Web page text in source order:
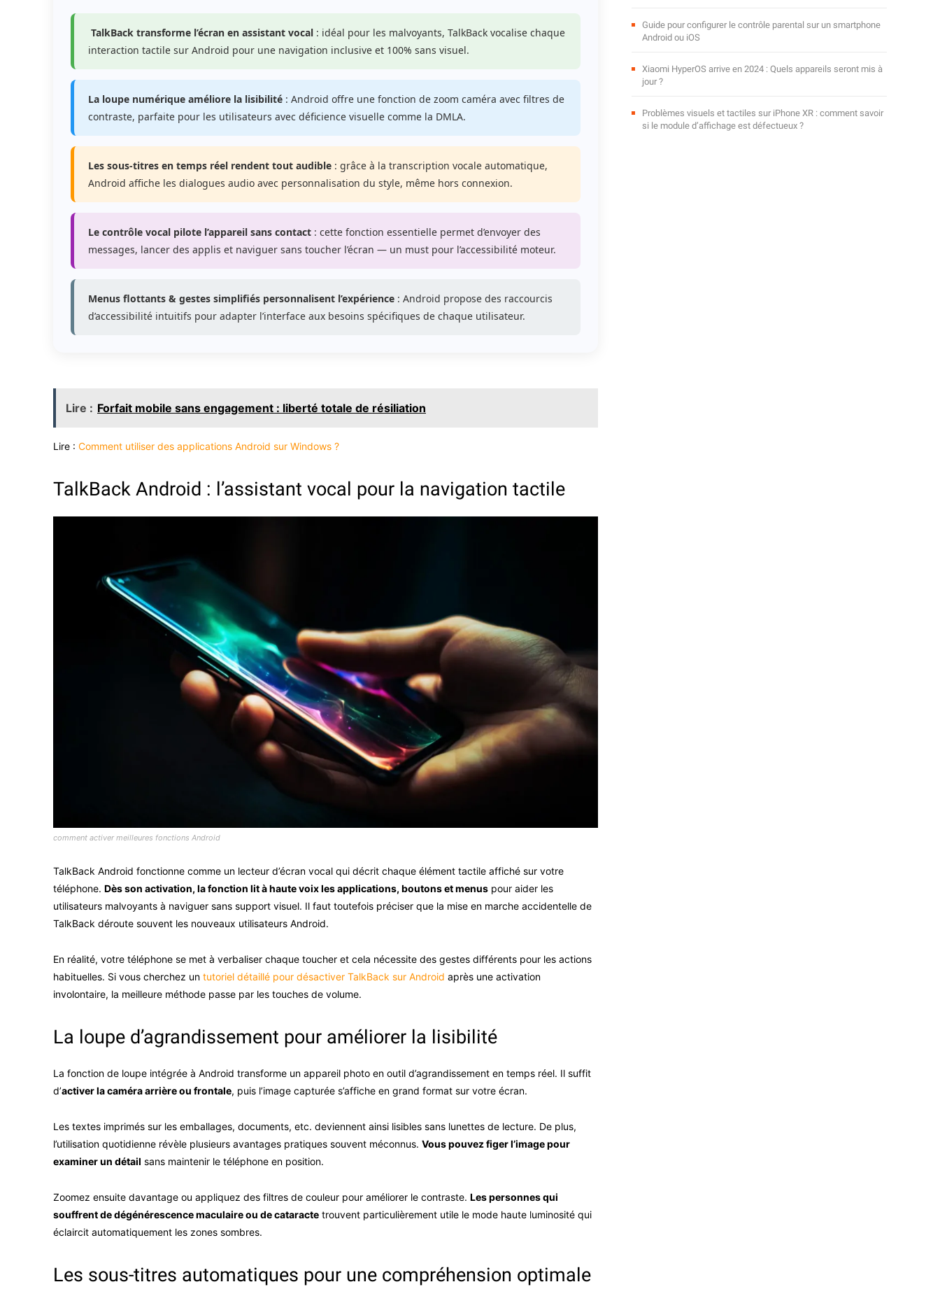
TalkBack transforme l’écran en assistant vocal : idéal pour les malvoyants, TalkBack vocalise chaque
interaction tactile sur Android pour une navigation inclusive et 100% sans visuel.
La loupe numérique améliore la lisibilité : Android offre une fonction de zoom caméra avec filtres de
contraste, parfaite pour les utilisateurs avec déficience visuelle comme la DMLA.
Les sous-titres en temps réel rendent tout audible : grâce à la transcription vocale automatique,
Android affiche les dialogues audio avec personnalisation du style, même hors connexion.
Le contrôle vocal pilote l’appareil sans contact : cette fonction essentielle permet d’envoyer des
messages, lancer des applis et naviguer sans toucher l’écran — un must pour l’accessibilité moteur.
Menus flottants & gestes simplifiés personnalisent l’expérience : Android propose des raccourcis
d’accessibilité intuitifs pour adapter l’interface aux besoins spécifiques de chaque utilisateur.
Lire : Forfait mobile sans engagement : liberté totale de résiliation
Lire : Comment utiliser des applications Android sur Windows ?
TalkBack Android : l’assistant vocal pour la navigation tactile
comment activer meilleures fonctions Android
TalkBack Android fonctionne comme un lecteur d’écran vocal qui décrit chaque élément tactile affiché sur votre
téléphone. Dès son activation, la fonction lit à haute voix les applications, boutons et menus pour aider les
utilisateurs malvoyants à naviguer sans support visuel. Il faut toutefois préciser que la mise en marche accidentelle de
TalkBack déroute souvent les nouveaux utilisateurs Android.
En réalité, votre téléphone se met à verbaliser chaque toucher et cela nécessite des gestes différents pour les actions
habituelles. Si vous cherchez un tutoriel détaillé pour désactiver TalkBack sur Android après une activation
involontaire, la meilleure méthode passe par les touches de volume.
La loupe d’agrandissement pour améliorer la lisibilité
La fonction de loupe intégrée à Android transforme un appareil photo en outil d’agrandissement en temps réel. Il suffit
d’activer la caméra arrière ou frontale, puis l’image capturée s’affiche en grand format sur votre écran.
Les textes imprimés sur les emballages, documents, etc. deviennent ainsi lisibles sans lunettes de lecture. De plus,
l’utilisation quotidienne révèle plusieurs avantages pratiques souvent méconnus. Vous pouvez figer l’image pour
examiner un détail sans maintenir le téléphone en position.
Zoomez ensuite davantage ou appliquez des filtres de couleur pour améliorer le contraste. Les personnes qui
souffrent de dégénérescence maculaire ou de cataracte trouvent particulièrement utile le mode haute luminosité qui
éclaircit automatiquement les zones sombres.
Les sous-titres automatiques pour une compréhension optimale
Guide pour configurer le contrôle parental sur un smartphone
Android ou iOS
Xiaomi HyperOS arrive en 2024 : Quels appareils seront mis à
jour ?
Problèmes visuels et tactiles sur iPhone XR : comment savoir
si le module d’affichage est défectueux ?